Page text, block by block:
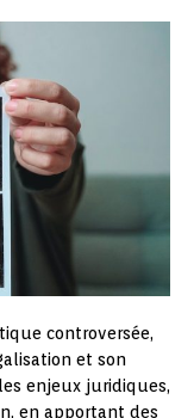
controversée,
et son
enjeux juridiques,
en apportant des